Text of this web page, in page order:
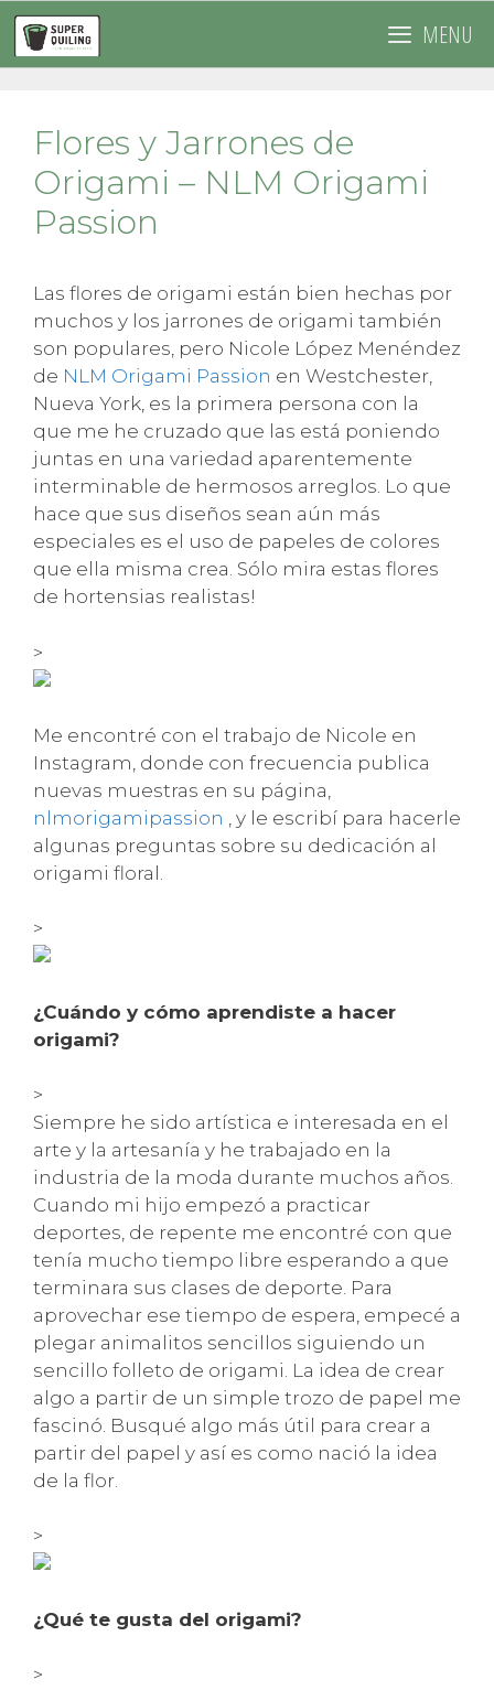
Saltar
contenido
MENU
Flores y Jarrones de
Origami – NLM Origami
Passion
Las flores de origami están bien hechas por
muchos y los jarrones de origami también
son populares, pero Nicole López Menéndez
de NLM Origami Passion en Westchester,
Nueva York, es la primera persona con la
que me he cruzado que las está poniendo
juntas en una variedad aparentemente
interminable de hermosos arreglos. Lo que
hace que sus diseños sean aún más
especiales es el uso de papeles de colores
que ella misma crea. Sólo mira estas flores
de hortensias realistas!
>
Me encontré con el trabajo de Nicole en
Instagram, donde con frecuencia publica
nuevas muestras en su página,
nlmorigamipassion , y le escribí para hacerle
algunas preguntas sobre su dedicación al
origami floral.
>
¿Cuándo y cómo aprendiste a hacer
origami?
>
Siempre he sido artística e interesada en el
arte y la artesanía y he trabajado en la
industria de la moda durante muchos años.
Cuando mi hijo empezó a practicar
deportes, de repente me encontré con que
tenía mucho tiempo libre esperando a que
terminara sus clases de deporte. Para
aprovechar ese tiempo de espera, empecé a
plegar animalitos sencillos siguiendo un
sencillo folleto de origami. La idea de crear
algo a partir de un simple trozo de papel me
fascinó. Busqué algo más útil para crear a
partir del papel y así es como nació la idea
de la flor.
>
¿Qué te gusta del origami?
>